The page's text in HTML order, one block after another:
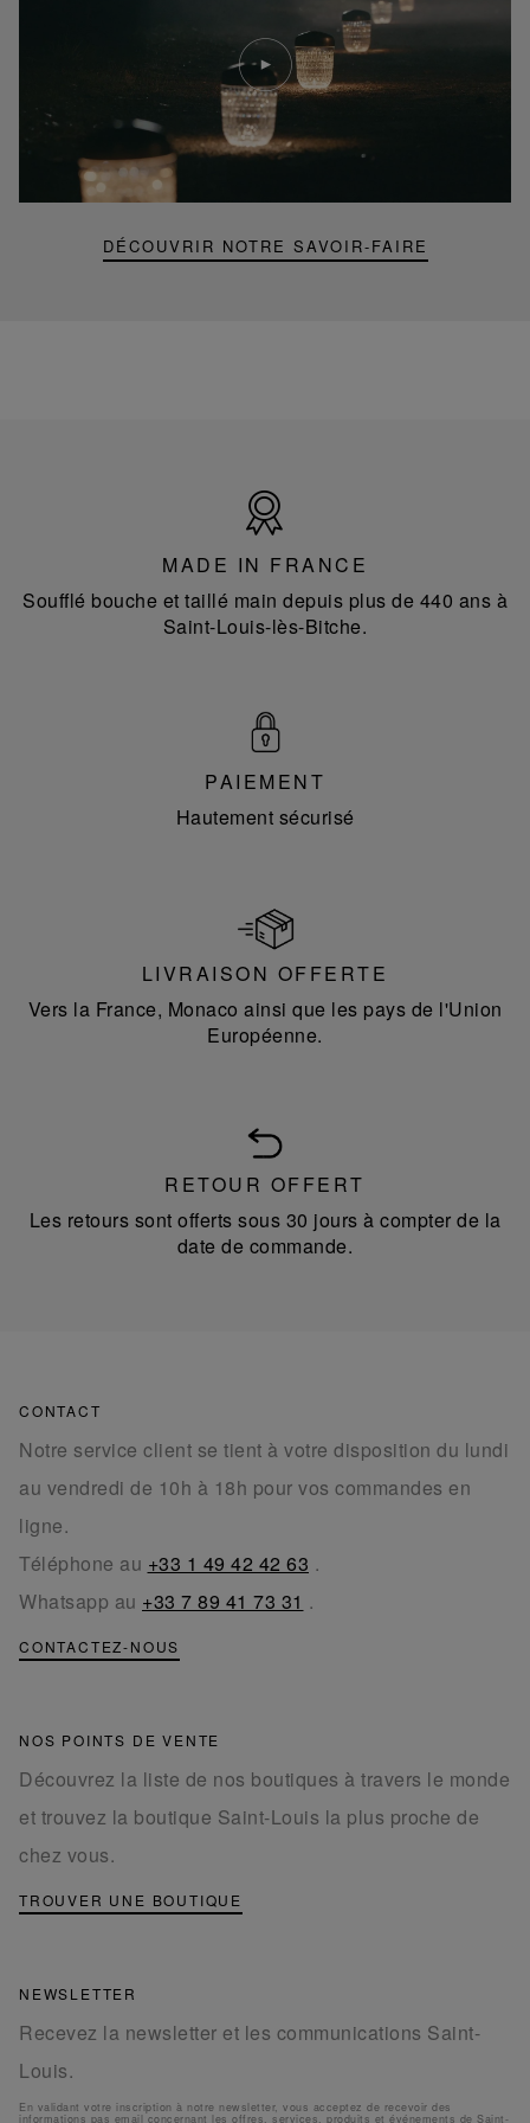
DÉCOUVRIR NOTRE SAVOIR-FAIRE
Lire
la
video
Youtube
video,
Folia
mini
lamp
France
MADE IN FRANCE
Soufflé bouche et taillé main depuis plus de 440 ans à
Saint-Louis-lès-Bitche.
PAIEMENT
Hautement sécurisé
LIVRAISON OFFERTE
Vers la France, Monaco ainsi que les pays de l'Union
Européenne.
RETOUR OFFERT
Les retours sont offerts sous 30 jours à compter de la
date de commande.
CONTACT
Notre service client se tient à votre disposition du lundi
au vendredi de 10h à 18h pour vos commandes en
ligne.
Téléphone au +33 1 49 42 42 63 .
Whatsapp au +33 7 89 41 73 31 .
CONTACTEZ-NOUS
NOS POINTS DE VENTE
Découvrez la liste de nos boutiques à travers le monde
et trouvez la boutique Saint-Louis la plus proche de
chez vous.
TROUVER UNE BOUTIQUE
NEWSLETTER
Recevez la newsletter et les communications Saint-
Louis.
En validant votre inscription à notre newsletter, vous acceptez de recevoir des
informations pas email concernant les offres, services, produits et événements de Saint-